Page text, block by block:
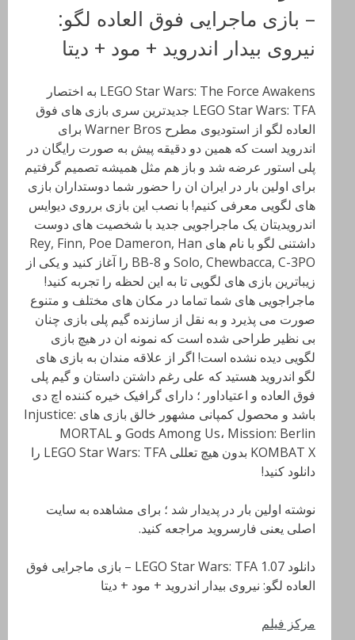
– بازی ماجرایی فوق العاده لگو:
نیروی بیدار اندروید + مود + دیتا
LEGO Star Wars: The Force Awakens به اختصار
LEGO Star Wars: TFA جدیدترین سری بازی های فوق
العاده لگو از استودیوی مطرح Warner Bros برای
اندروید است که همین دو دقیقه پیش به صورت رایگان در
پلی استور عرضه شد و باز هم مثل همیشه تصمیم گرفتیم
برای اولین بار در ایران ان را حضور شما دوستداران بازی
های لگویی معرفی کنیم! با نصب این بازی برروی دیوایس
اندرویدیتان یک ماجراجویی جدید با شخصیت های دوست
داشتنی لگو با نام های Rey, Finn, Poe Dameron, Han
Solo, Chewbacca, C-3PO و BB-8 را آغاز کنید و یکی از
زیباترین بازی های لگویی تا به این لحظه را تجربه کنید!
ماجراجویی های شما تماما در مکان های مختلف و متنوع
صورت می پذیرد و به نقل از سازنده گیم پلی بازی چنان
بی نظیر طراحی شده است که نمونه ان در هیچ بازی
لگویی دیده نشده است! اگر از علاقه مندان به بازی های
لگو اندروید هستید که علی رغم داشتن داستان و گیم پلی
فوق العاده و اعتیاداور ؛ دارای گرافیک خیره کننده اچ دی
باشد و محصول کمپانی مشهور خالق بازی های Injustice:
Gods Among Us، Mission: Berlin و MORTAL
KOMBAT X بدون هیچ تعللی LEGO Star Wars: TFA را
دانلود کنید!
نوشته اولین بار در پدیدار شد ؛ برای مشاهده به سایت
اصلی یعنی فارسروید مراجعه کنید.
دانلود LEGO Star Wars: TFA 1.07 – بازی ماجرایی فوق
العاده لگو: نیروی بیدار اندروید + مود + دیتا
مرکز فیلم